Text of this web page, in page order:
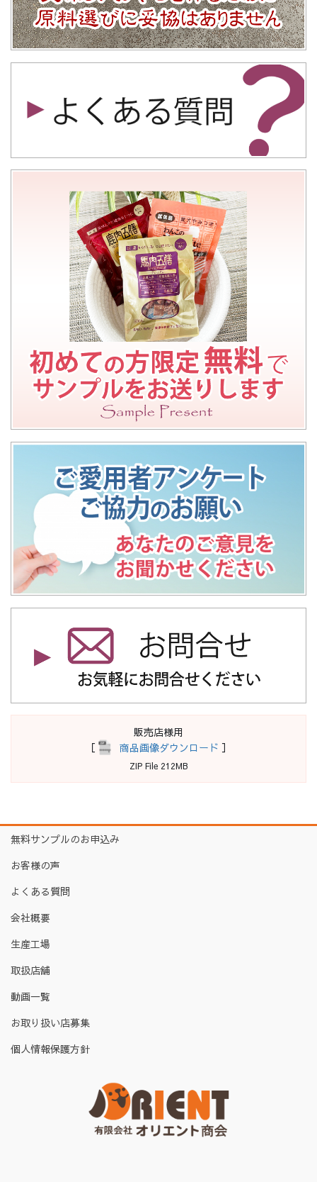
販売店様用
［
商品画像ダウンロード ］
ZIP File 212MB
無料サンプルのお申込み
お客様の声
よくある質問
会社概要
生産工場
取扱店舗
動画一覧
お取り扱い店募集
個人情報保護方針